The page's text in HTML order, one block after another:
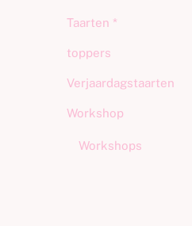
Taarten *
toppers
Verjaardagstaarten
Workshop
Workshops